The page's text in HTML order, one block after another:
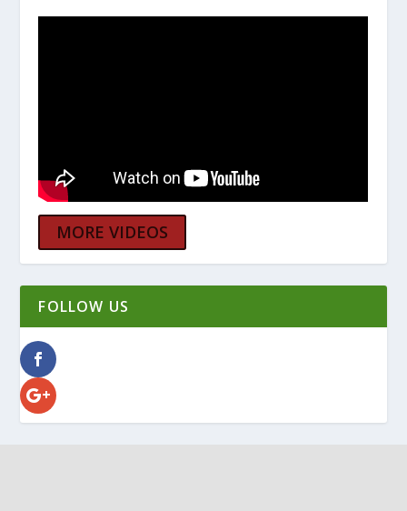
MORE VIDEOS
FOLLOW US